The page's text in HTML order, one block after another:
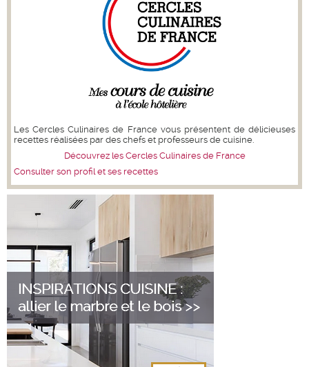
Les Cercles Culinaires de France vous présentent de délicieuses
recettes réalisées par des chefs et professeurs de cuisine.
Découvrez les Cercles Culinaires de France
Consulter son profil et ses recettes